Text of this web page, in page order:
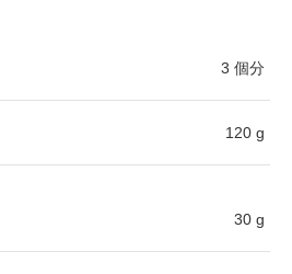
3 個分
120 g
30 g